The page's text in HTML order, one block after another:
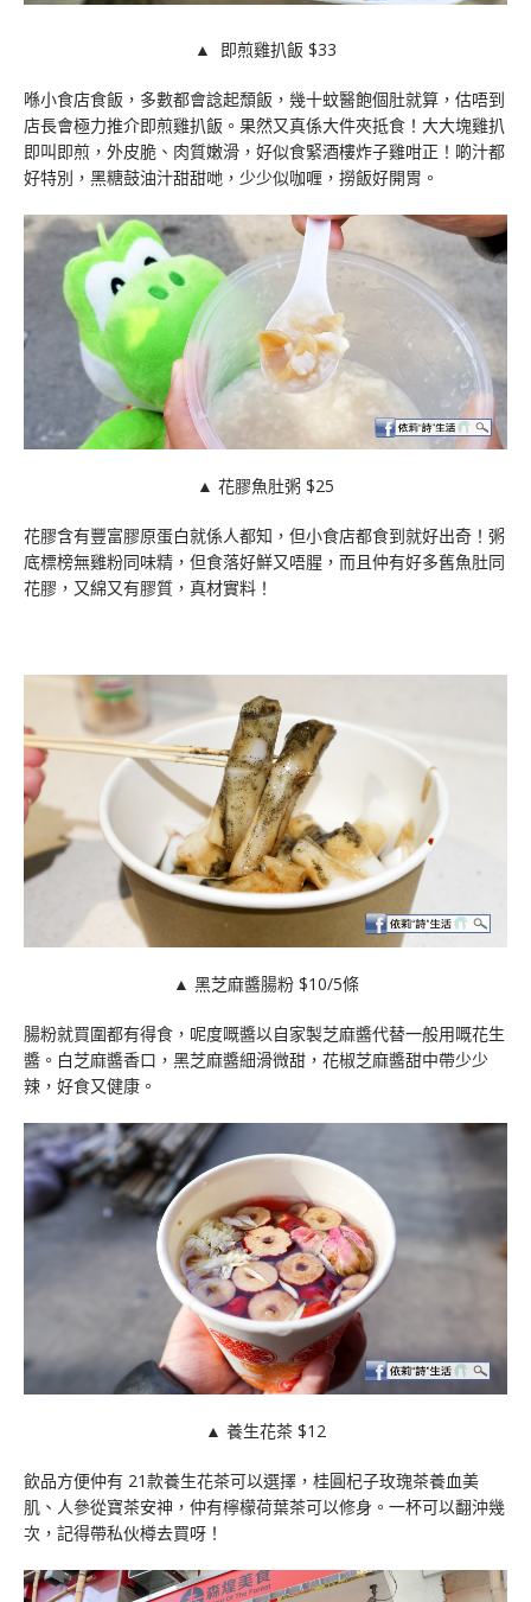
▲ 即煎雞扒飯 $33
喺小食店食飯，多數都會諗起頹飯，幾十蚊醫飽個肚就算，估唔到
店長會極力推介即煎雞扒飯。果然又真係大件夾抵食！大大塊雞扒
即叫即煎，外皮脆、肉質嫩滑，好似食緊酒樓炸子雞咁正！啲汁都
好特別，黑糖鼓油汁甜甜哋，少少似咖喱，撈飯好開胃。
▲ 花膠魚肚粥 $25
花膠含有豐富膠原蛋白就係人都知，但小食店都食到就好出奇！粥
底標榜無雞粉同味精，但食落好鮮又唔腥，而且仲有好多舊魚肚同
花膠，又綿又有膠質，真材實料！
▲ 黑芝麻醬腸粉 $10/5條
腸粉就買圍都有得食，呢度嘅醬以自家製芝麻醬代替一般用嘅花生
醬。白芝麻醬香口，黑芝麻醬細滑微甜，花椒芝麻醬甜中帶少少
辣，好食又健康。
▲ 養生花茶 $12
飲品方便仲有 21款養生花茶可以選擇，桂圓杞子玫瑰茶養血美
肌、人參從寶茶安神，仲有檸檬荷葉茶可以修身。一杯可以翻沖幾
次，記得帶私伙樽去買呀！